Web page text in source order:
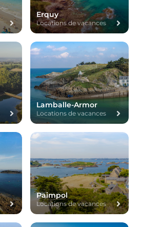
Erquy
Locations de vacances
Lamballe-Armor
Locations de vacances
Paimpol
Locations de vacances